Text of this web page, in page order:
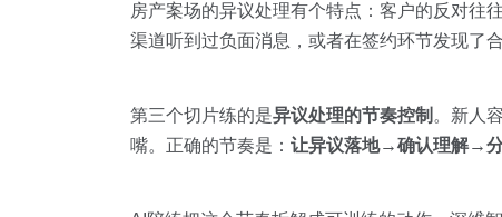
房产案场的异议处理有个特点：客户的反对往
渠道听到过负面消息，或者在签约环节发现了
第三个切片练的是异议处理的节奏控制 。新人
嘴。正确的节奏是： 让异议落地→确认理解→